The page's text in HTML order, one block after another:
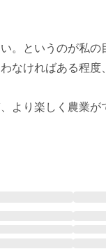
。というのが私の
なければある程度
より楽しく農業が